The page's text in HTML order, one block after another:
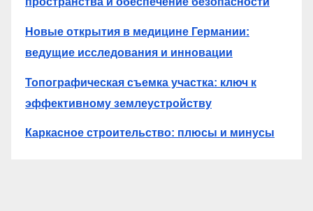
Новые открытия в медицине Германии:
ведущие исследования и инновации
Топографическая съемка участка: ключ к
эффективному землеустройству
Каркасное строительство: плюсы и минусы